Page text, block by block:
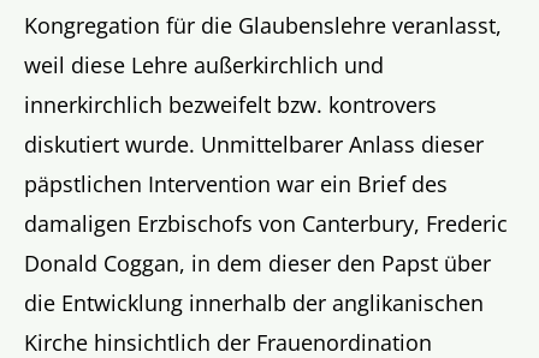
Kongregation für die Glaubenslehre veranlasst,
weil diese Lehre außerkirchlich und
innerkirchlich bezweifelt bzw. kontrovers
diskutiert wurde. Unmittelbarer Anlass dieser
päpstlichen Intervention war ein Brief des
damaligen Erzbischofs von Canterbury, Frederic
Donald Coggan, in dem dieser den Papst über
die Entwicklung innerhalb der anglikanischen
Kirche hinsichtlich der Frauenordination